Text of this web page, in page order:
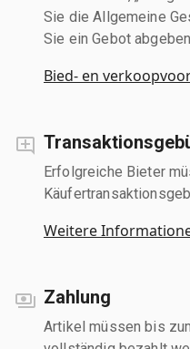
Sie die Allgemeine
Sie ein Gebot abgeben.
Bied- en
Erfolgreiche Bieter
Weitere
Zahlung
Artikel müssen bis